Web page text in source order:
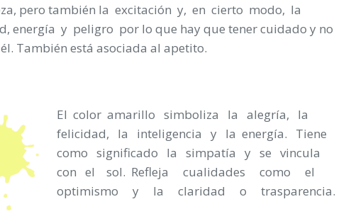
pero también la excitación y, en cierto modo, la
energía y peligro por lo que hay que tener cuidado y no
También está asociada al apetito.
El color amarillo simboliza la alegría, la
felicidad, la inteligencia y la energía. Tiene
como significado la simpatía y se vincula
con el sol. Refleja cualidades como el
optimismo y la claridad o trasparencia.